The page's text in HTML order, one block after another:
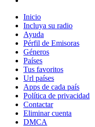
Inicio
Incluya su radio
Ayuda
Pérfil de Emisoras
Géneros
Países
Tus favoritos
Url países
Apps de cada país
Política de privacidad
Contactar
Eliminar cuenta
DMCA